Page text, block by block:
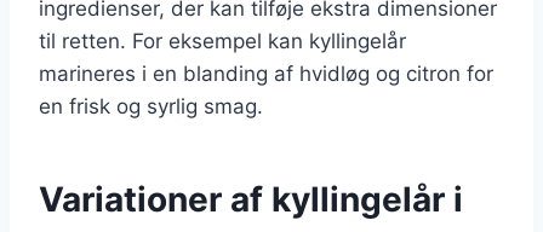
ingredienser, der kan tilføje ekstra dimensioner
til retten. For eksempel kan kyllingelår
marineres i en blanding af hvidløg og citron for
en frisk og syrlig smag.
Variationer af kyllingelår i